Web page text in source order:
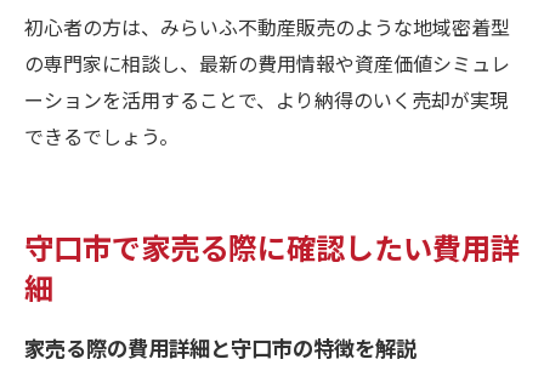
初心者の方は、みらいふ不動産販売のような地域密着型
の専門家に相談し、最新の費用情報や資産価値シミュレ
ーションを活用することで、より納得のいく売却が実現
できるでしょう。
守口市で家売る際に確認したい費用詳
細
家売る際の費用詳細と守口市の特徴を解説